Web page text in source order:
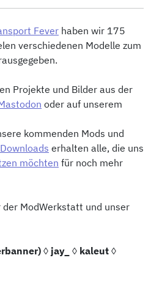
Fever haben wir 175
verschiedenen Modelle zum
Projekte und Bilder aus der
oder auf unserem
kommenden Mods und
erhalten alle, die uns
möchten für noch mehr
ModWerkstatt und unser
◊ jay_ ◊ kaleut ◊